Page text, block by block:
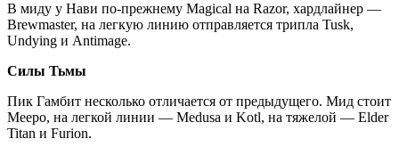
В миду у Нави по-прежнему Magical на Razor, хардлайнер —
Brewmaster, на легкую линию отправляется трипла Tusk,
Undying и Antimage.
Силы Тьмы
Пик Гамбит несколько отличается от предыдущего. Мид стоит
Meepo, на легкой линии — Medusa и Kotl, на тяжелой — Elder
Titan и Furion.